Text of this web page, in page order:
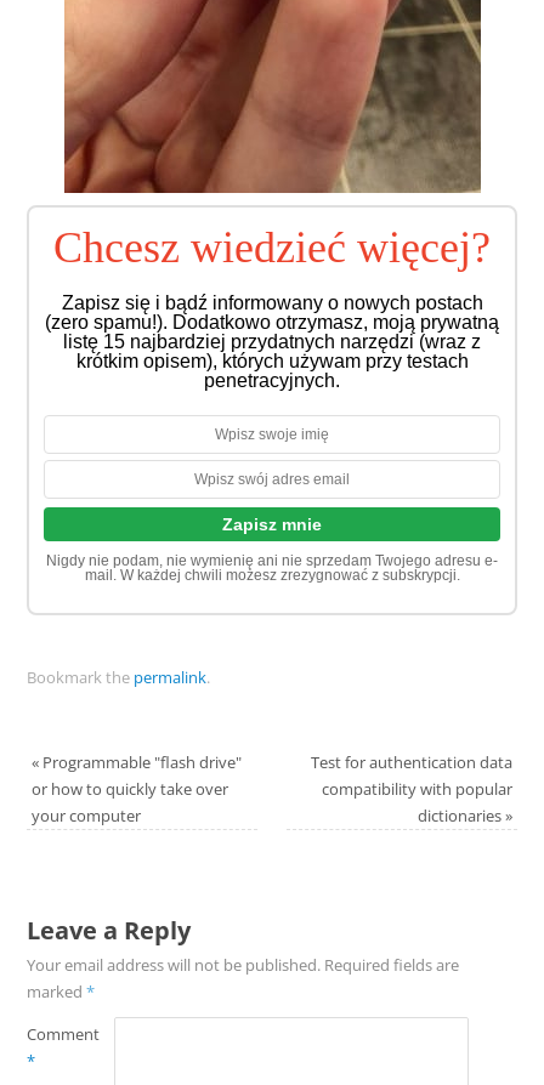
Chcesz wiedzieć więcej?
Zapisz się i bądź informowany o nowych postach
(zero spamu!). Dodatkowo otrzymasz, moją prywatną
listę 15 najbardziej przydatnych narzędzi (wraz z
krótkim opisem), których używam przy testach
penetracyjnych.
Nigdy nie podam, nie wymienię ani nie sprzedam Twojego adresu e-
mail. W każdej chwili możesz zrezygnować z subskrypcji.
Bookmark the permalink.
«Programmable "flash drive"
or how to quickly take over
your computer
Test for authentication data
compatibility with popular
dictionaries»
Leave a Reply
Your email address will not be published. Required fields are
marked *
Comment
*